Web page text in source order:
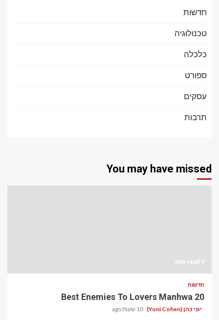
חדשות
טכנולוגיה
כלכלה
ספורט
עסקים
תרבות
You may have missed
9 min read
חדשות
20 Best Enemies To Lovers Manhwa
יוני כהן (Yoni Cohen) 10 שעות ago